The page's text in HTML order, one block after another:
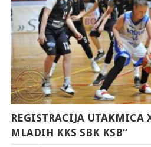
REGISTRACIJA UTAKMICA
MLADIH KKS SBK KSB“